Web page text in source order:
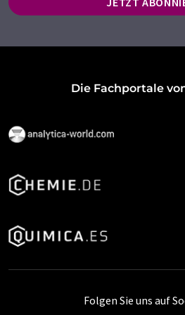
Die Fachportale
Folgen Sie uns auf